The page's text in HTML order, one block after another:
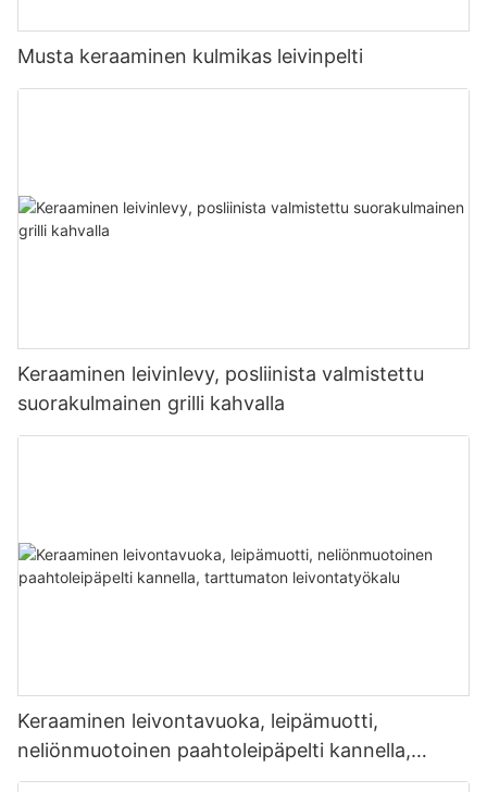
Musta keraaminen kulmikas leivinpelti
Keraaminen leivinlevy, posliinista valmistettu
suorakulmainen grilli kahvalla
Keraaminen leivontavuoka, leipämuotti,
neliönmuotoinen paahtoleipäpelti kannella,
tarttumaton leivontatyökalu